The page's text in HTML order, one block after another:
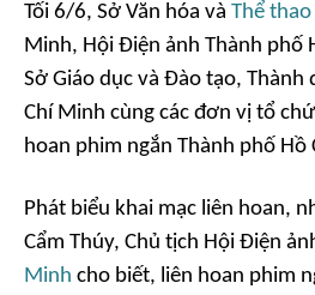
Tối 6/6, Sở Văn hóa và Thể thao
Minh, Hội Điện ảnh Thành phố
Sở Giáo dục và Đào tạo, Thành
Chí Minh cùng các đơn vị tổ
hoan phim ngắn Thành phố Hồ
Phát biểu khai mạc liên hoan,
Cẩm Thúy, Chủ tịch Hội Điện
Minh cho biết, liên hoan phim